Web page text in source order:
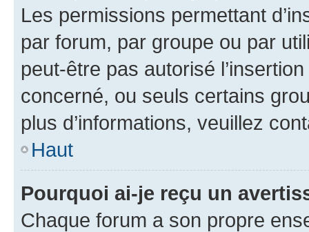
Les permissions permettant
par forum, par groupe ou par
peut-être pas autorisé
concerné, ou seuls certains
plus d’informations, veuillez
Haut
Pourquoi ai-je reçu un
Chaque forum a son propre